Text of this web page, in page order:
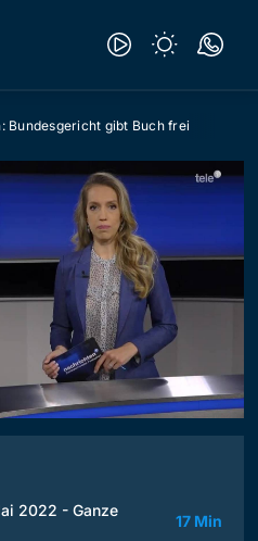
Bundesgericht gibt Buch frei
2022 - Ganze
17 Min